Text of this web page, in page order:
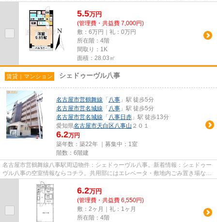
5.5万円
(管理費・共益費 7,000円)
敷：6万円｜礼：0万円
所在階：4階
間取り：1K
面積：28.03㎡
賃貸｜マンション シェドゥーヴル八事
名古屋市営鶴舞線 「 八事 」駅 徒歩5分
名古屋市営名城線 「 八事 」駅 徒歩5分
名古屋市営名城線 「 八事日赤 」駅 徒歩13分
愛知県名古屋市天白区八事山 ２０１
6.2万円
築年数：築22年 ｜募集中： 1室
階数：6階建
名古屋市営鶴舞線八事駅周辺物件：シェドゥーヴル八事。新着情報：シェドゥー
ヴル八事の空室情報ならコチラ。共用部にはエレベータ・敷地内ごみ置き場など
が揃っております。こちらの...
6.2万円
(管理費・共益費 6,550円)
敷：2ヶ月｜礼：1ヶ月
所在階：4階